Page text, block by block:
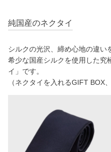
純国産のネクタイ
シルクの光沢、締め心地の違い
希少な国産シルクを使用した究
イ」です。
（ネクタイを入れるGIFT BOX